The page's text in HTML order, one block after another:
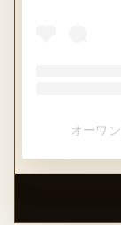
オーワ